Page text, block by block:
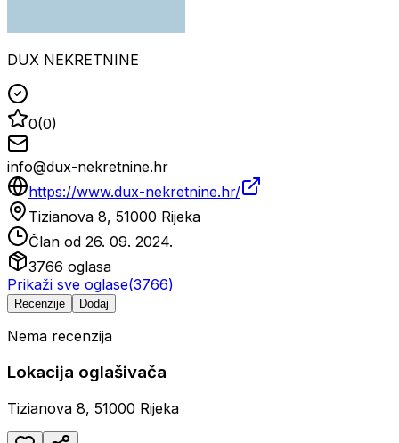
DUX NEKRETNINE
0(0)
info@dux-nekretnine.hr
https://www.dux-nekretnine.hr/
Tizianova 8, 51000 Rijeka
Član od 26. 09. 2024.
3766 oglasa
Prikaži sve oglase(3766)
Recenzije Dodaj
Nema recenzija
Lokacija oglašivača
Tizianova 8, 51000 Rijeka